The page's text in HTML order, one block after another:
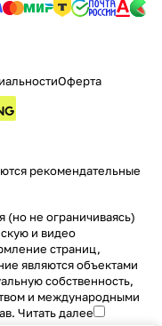
Оферта
рекомендательные
(но не ограничиваясь)
и видео
страниц,
являются объектами
собственность,
и международными
Читать далее